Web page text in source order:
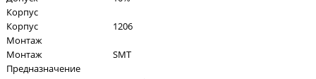
Корпус
Корпус
1206
Монтаж
Монтаж
SMT
Предназначение